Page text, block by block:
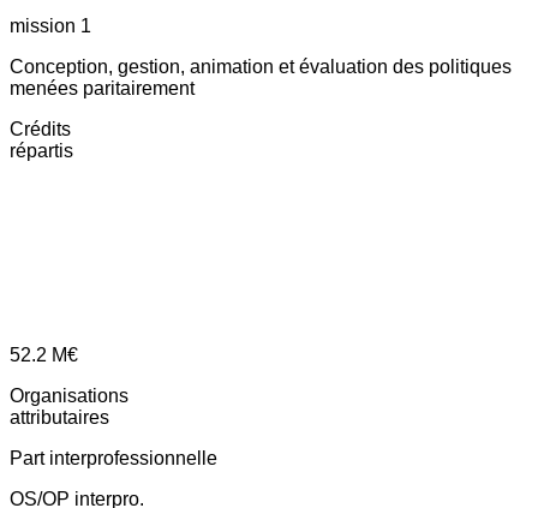
mission 1
Conception, gestion, animation et évaluation des politiques
menées paritairement
Crédits
répartis
52.2 M€
Organisations
attributaires
Part interprofessionnelle
OS/OP interpro.